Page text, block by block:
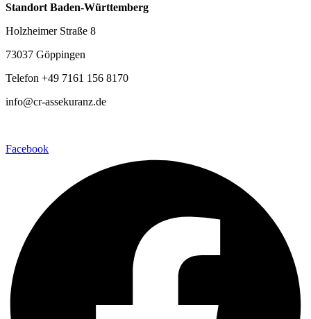
Standort Baden-Württemberg
Holzheimer Straße 8
73037 Göppingen
Telefon +49 7161 156 8170
info@cr-assekuranz.de
Facebook